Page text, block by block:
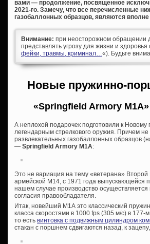
вами — продолжение, посвященное
2021-го. Замечу, что все перечисленные
газобаллонных образцов, являются
Внимание: при неосторожном обращении
представлять угрозу для жизни и
фейки, травмы, криминал…«). Будьте
Новые пружинно-
«Springfield Armory
А неплохой подарочек подготовили к
легендарным стрелкового оружия. Причем
развлекательных газобаллонных образцов
— Springfield Armory M1A:
Это не вариация на тему «ветерана»
армейской М14, с 1971 года выпускающейся
нашем случае производство
согласия правообладателя.
Итак, новейший М1А это классический
класса скоростями в 1000 fps (305 м/с) в
то есть винтовка с подвижным цилиндром
стакан с поршнем сдвигаются назад, к